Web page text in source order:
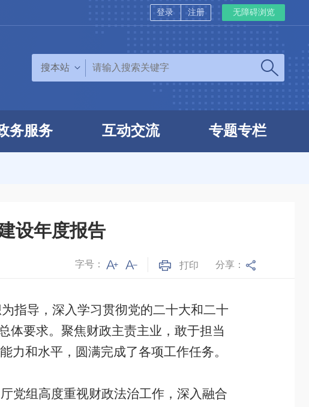
登录 注册 无障碍浏览
搜本站
务服务 互动交流 专题专栏
设年度报告
字号： 打印 分享：
指导，深入学习贯彻党的二十大和二十
体要求。聚焦财政主责主业，敢于担当
力和水平，圆满完成了各项工作任务。
厅党组高度重视财政法治工作，深入融合